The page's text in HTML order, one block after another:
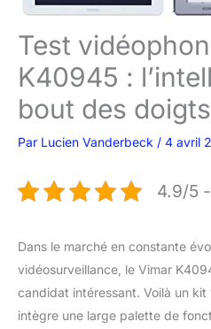
Test
K40945 :
bout des doigts
Par Lucien Vanderbeck / 4 avril
4.9/5
Dans le marché en constante
vidéosurveillance, le Vimar
candidat intéressant. Voilà un
intègre une large palette de